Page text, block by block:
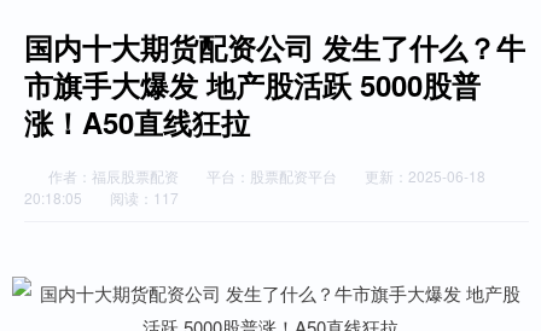
国内十大期货配资公司 发生了什么？牛
市旗手大爆发 地产股活跃 5000股普
涨！A50直线狂拉
作者：福辰股票配资 平台：股票配资平台
更新：2025-06-18
20:18:05
阅读：117